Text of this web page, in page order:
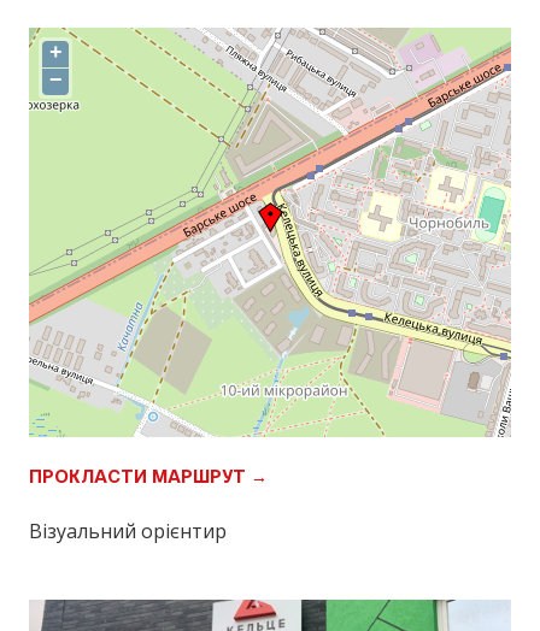
+
−
ПРОКЛАСТИ МАРШРУТ →
Візуальний орієнтир